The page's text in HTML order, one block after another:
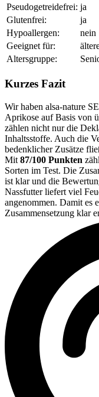
Pseudogetreidefrei: ja
Glutenfrei:
ja
Hypoallergen:
nein
Geeignet für:
Altersgruppe:
Kurzes Fazit
Wir haben alsa-nature
Aprikose auf Basis von
zählen nicht nur die
Inhaltsstoffe. Auch die
bedenklicher Zusätze
Mit 87/100 Punkten
Sorten im Test. Die
ist klar und die
Nassfutter liefert viel
angenommen. Damit es
Zusammensetzung klar